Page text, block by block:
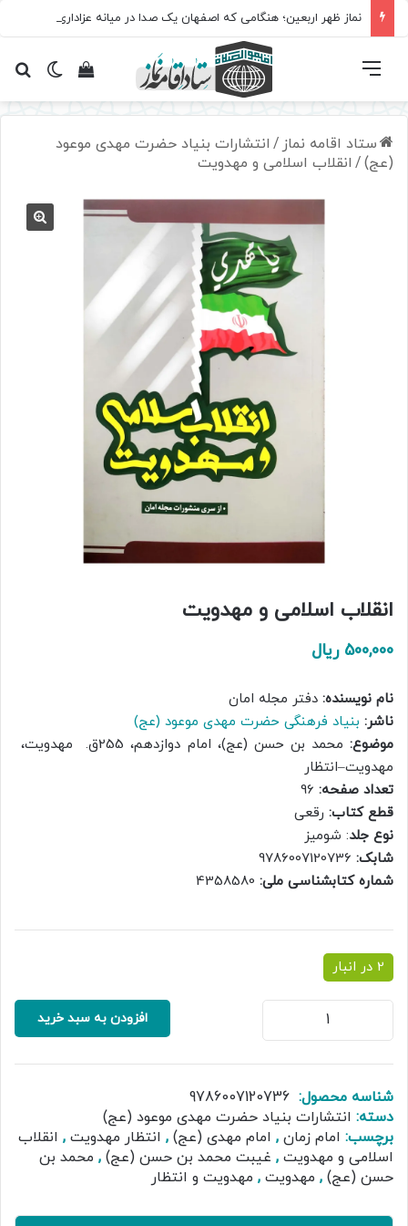
تغییرمشاهده فهرست
ستاد اقامه نماز / انتشارات بنیاد حضرت مهدی موعود
(عج)/ انقلاب اسلامی و مهدویت
انقلاب اسلامی و مهدویت
500,000 ریال
نام نویسنده: دفتر مجله امان
ناشر: بنیاد فرهنگی حضرت مهدی موعود (عج)
موضوع:
محمد بن حسن (عج)، امام دوازدهم، 255ق. مهدویت،
مهدویت–انتظار
تعداد صفحه:
قطع کتاب: رقعی
نوع جلد: شومیز
شابک: 9786007120736
شماره کتابشناسی ملی:
2 در انبار
انقلاب
و
مهدویت
افزودن به سبد خرید
شناسه محصول: 9786007120736
دسته: انتشارات بنیاد حضرت مهدی موعود (عج)
برچسب: امام زمان , امام مهدی (عج) , انتظار مهدویت , انقلاب
اسلامی و مهدویت , غیبت محمد بن حسن (عج) , محمد بن
حسن (عج) , مهدویت , مهدویت و انتظار